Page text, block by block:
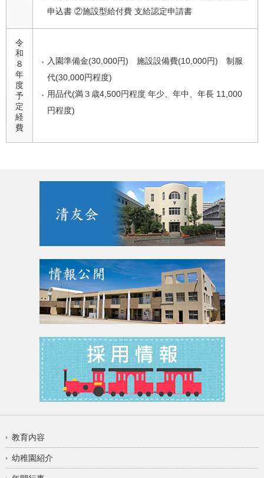
申込書 ②施設型給付費 支給認定申請書
令
和
８
年
度
予
定
経
費
入園準備金(30,000円) 施設設備費(10,000円) 制服
代(30,000円程度)
用品代(満３歳4,500円程度 年少、年中、年長 11,000
円程度)
教育内容
幼稚園紹介